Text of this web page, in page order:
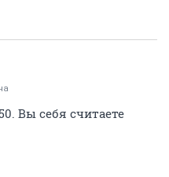
Вы себя считаете